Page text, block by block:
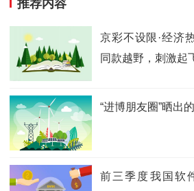
推荐内容
京彩不设限·经济
同款越野，刺激起
“进博朋友圈”晒出
前三季度我国软